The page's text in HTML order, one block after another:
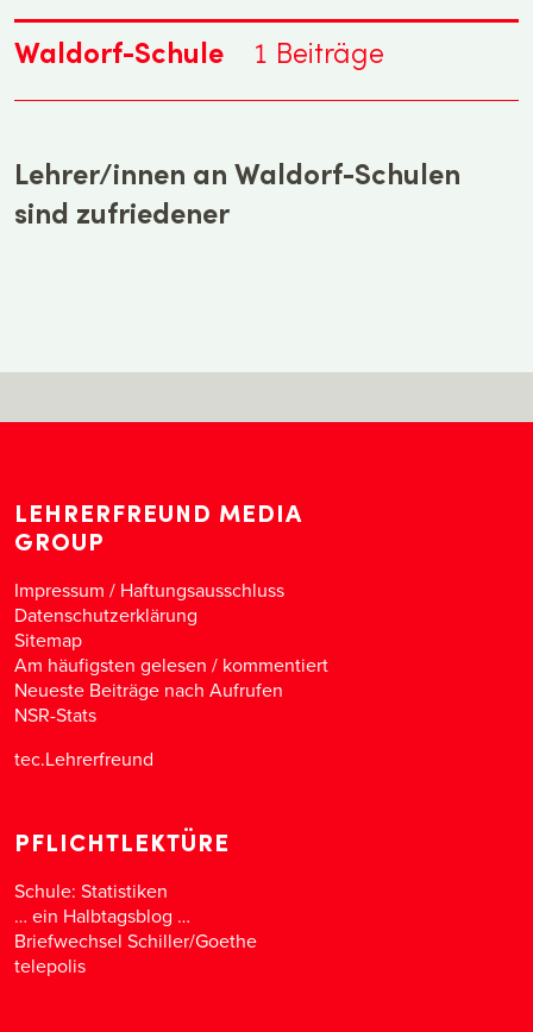
Waldorf-Schule 1 Beiträge
Lehrer/innen an Waldorf-Schulen
sind zufriedener
LEHRERFREUND MEDIA
GROUP
Impressum / Haftungsausschluss
Datenschutzerklärung
Sitemap
Am häufigsten gelesen / kommentiert
Neueste Beiträge nach Aufrufen
NSR-Stats
tec.Lehrerfreund
PFLICHTLEKTÜRE
Schule: Statistiken
… ein Halbtagsblog …
Briefwechsel Schiller/Goethe
telepolis